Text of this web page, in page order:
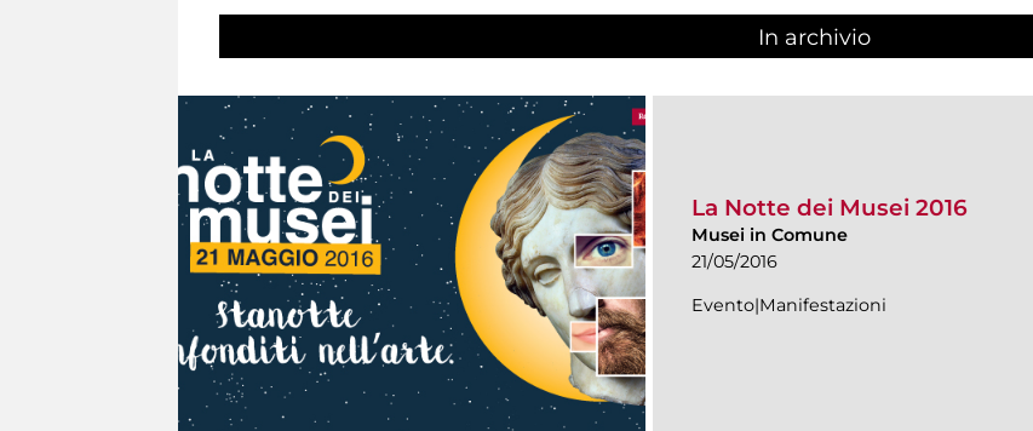
In archivio
La Notte dei Musei 2016
Musei in Comune
21/05/2016
Evento|Manifestazioni